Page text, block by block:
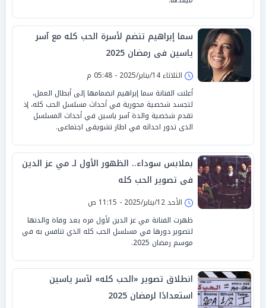
سما إبراهيم تنضم لأسرة الحب كله مع آسر
ياسين فى رمضان 2025
الثلاثاء 14/يناير/2025 - 05:48 م
أعلنت الفنانة سما إبراهيم انضمامها إلى أبطال العمل،
لتجسد شخصية محورية في أحداث مسلسل الحب كله، إذ
تقدم شخصية والدة آسر ياسين في أحداث المسلسل
الذى تدور احداثه في اطار تشويقى اجتماعى.
بملابس سوداء.. الظهور الأول لـ مي عز الدين
فى تصوير الحب كله
الأحد 12/يناير/2025 - 11:15 ص
ظهرت الفنانة مي عز الدين لأول مره بعد وفاة والدتها
لتصوير دورها في مسلسل الحب كله الذي تنافس به في
موسم رمضان 2025.
انطلاق تصوير «الحب كله» لآسر ياسين
استعدادًا لرمضان 2025